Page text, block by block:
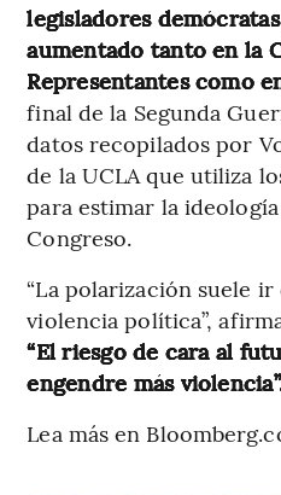
legisladores
aumentado tanto en la
Representantes como
final de la Segunda
datos recopilados por
de la UCLA que utiliza
para estimar la
Congreso.
“La polarización suele
violencia política”,
“El riesgo de cara al
engendre más
Lea más en